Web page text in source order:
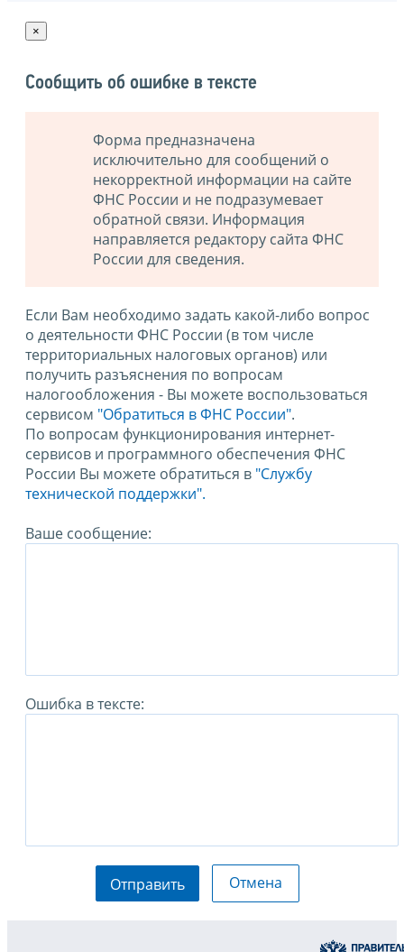
×
Сообщить об ошибке в тексте
Форма предназначена
исключительно для сообщений о
некорректной информации на сайте
ФНС России и не подразумевает
обратной связи. Информация
направляется редактору сайта ФНС
России для сведения.
Если Вам необходимо задать какой-либо вопрос
о деятельности ФНС России (в том числе
территориальных налоговых органов) или
получить разъяснения по вопросам
налогообложения - Вы можете воспользоваться
сервисом "Обратиться в ФНС России".
По вопросам функционирования интернет-
сервисов и программного обеспечения ФНС
России Вы можете обратиться в "Службу
технической поддержки".
Ваше сообщение:
Ошибка в тексте:
Отправить Отмена